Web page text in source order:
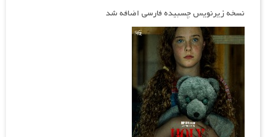
نسخه زیرنویس چسبیده فارسی اضافه شد